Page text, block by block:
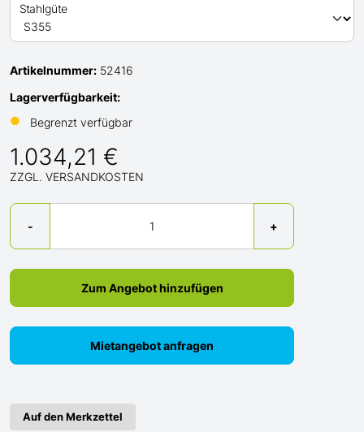
Stahlgüte
Artikelnummer: 52416
Lagerverfügbarkeit:
●
Begrenzt verfügbar
1.034,21 €
ZZGL. VERSANDKOSTEN
-
Menge
+
Zum Angebot hinzufügen
Mietangebot anfragen
Auf den Merkzettel